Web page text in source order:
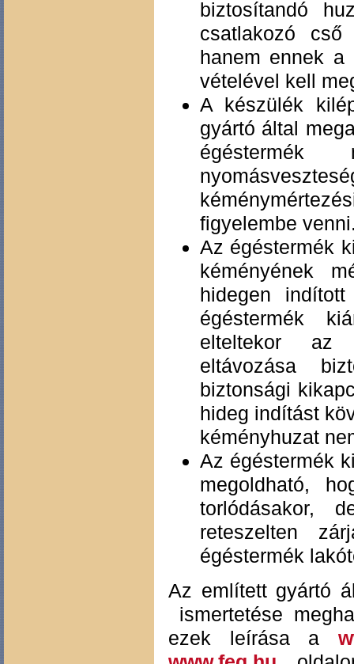
biztosítandó
csatlakozó cső
hanem ennek a
vételével kell
A készülék
gyártó által
égéstermék
figyelembe
Az égéstermék
kéményének
hidegen
égéstermék
elteltekor az
eltávozása
biztonsági
hideg indítást
kéményhuzat
Az égéstermék
megoldható,
torlódásakor,
reteszelten
égéstermék
Az említett gyártó
ismertetése
ezek leírása a